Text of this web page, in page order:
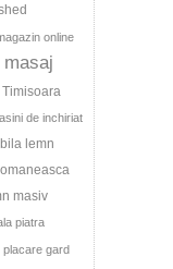
online
masaj
de inchiriat
lemn
masiv
piatra
placare gard